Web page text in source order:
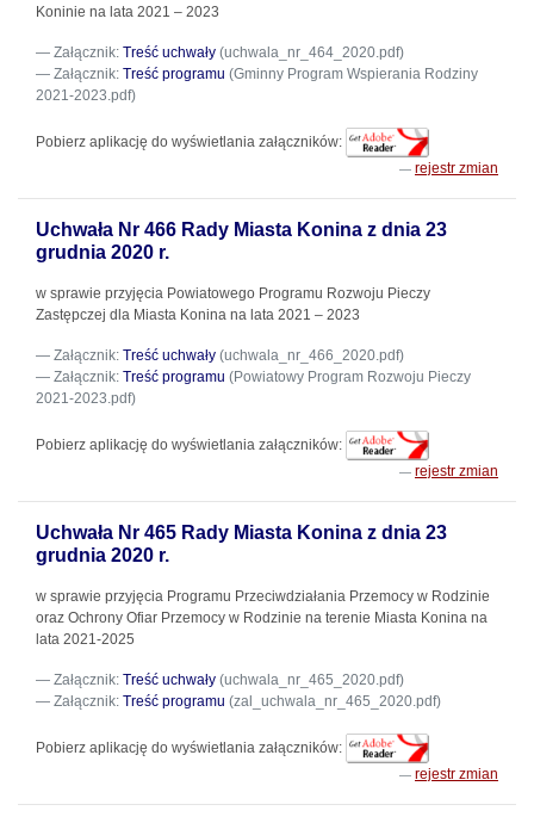
Koninie na lata 2021 – 2023
Załącznik: Treść uchwały (uchwala_nr_464_2020.pdf)
Załącznik: Treść programu (Gminny Program Wspierania Rodziny
2021-2023.pdf)
Pobierz aplikację do wyświetlania załączników:
rejestr zmian
Uchwała Nr 466 Rady Miasta Konina z dnia 23
grudnia 2020 r.
w sprawie przyjęcia Powiatowego Programu Rozwoju Pieczy
Zastępczej dla Miasta Konina na lata 2021 – 2023
Załącznik: Treść uchwały (uchwala_nr_466_2020.pdf)
Załącznik: Treść programu (Powiatowy Program Rozwoju Pieczy
2021-2023.pdf)
Pobierz aplikację do wyświetlania załączników:
rejestr zmian
Uchwała Nr 465 Rady Miasta Konina z dnia 23
grudnia 2020 r.
w sprawie przyjęcia Programu Przeciwdziałania Przemocy w Rodzinie
oraz Ochrony Ofiar Przemocy w Rodzinie na terenie Miasta Konina na
lata 2021-2025
Załącznik: Treść uchwały (uchwala_nr_465_2020.pdf)
Załącznik: Treść programu (zal_uchwala_nr_465_2020.pdf)
Pobierz aplikację do wyświetlania załączników:
rejestr zmian